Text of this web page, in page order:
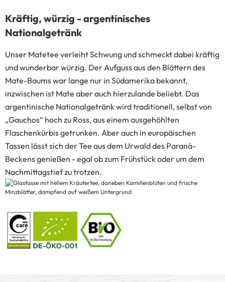
Kräftig, würzig - argentinisches
Nationalgetränk
Unser Matetee verleiht Schwung und schmeckt dabei kräftig
und wunderbar würzig. Der Aufguss aus den Blättern des
Mate-Baums war lange nur in Südamerika bekannt,
inzwischen ist Mate aber auch hierzulande beliebt. Das
argentinische Nationalgetränk wird traditionell, selbst von
„Gauchos“ hoch zu Ross, aus einem ausgehöhlten
Flaschenkürbis getrunken. Aber auch in europäischen
Tassen lässt sich der Tee aus dem Urwald des Paraná-
Beckens genießen - egal ob zum Frühstück oder um dem
Nachmittagstief zu trotzen.